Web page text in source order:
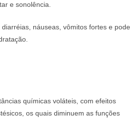
e sonolência.
náuseas, vômitos fortes e pode
químicas voláteis, com efeitos
os quais diminuem as funções